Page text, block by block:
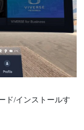
ド/インストールす